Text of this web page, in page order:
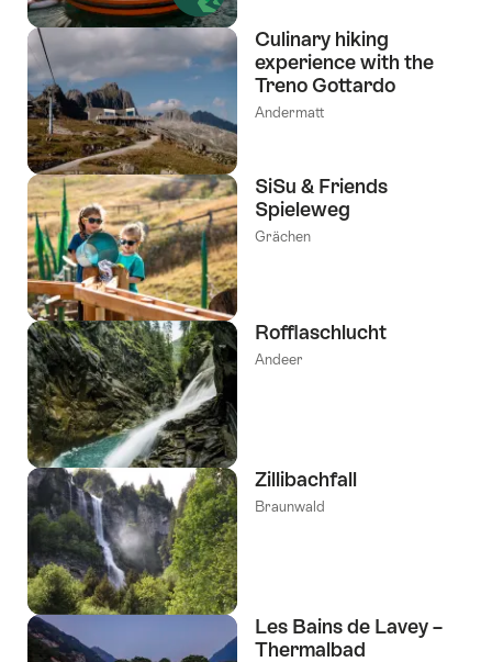
Culinary hiking
experience with the
Treno Gottardo
Andermatt
SiSu & Friends
Spieleweg
Grächen
Rofflaschlucht
Andeer
Zillibachfall
Braunwald
Les Bains de Lavey –
Thermalbad